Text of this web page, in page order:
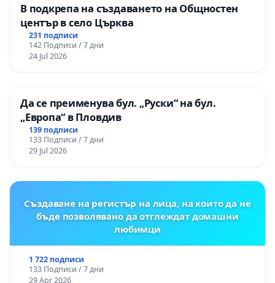
В подкрепа на създаването на Общностен
център в село Църква
231 подписи
142 Подписи / 7 дни
24 Jul 2026
Да се преименува бул. „Руски“ на бул.
„Европа“ в Пловдив
139 подписи
133 Подписи / 7 дни
29 Jul 2026
Създаване на регистър на лица, на които да не
бъде позволявано да отглеждат домашни
любимци
1 722 подписи
133 Подписи / 7 дни
29 Apr 2026